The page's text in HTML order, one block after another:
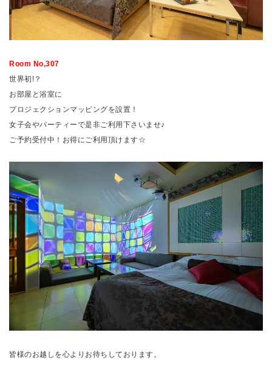
Room No,307
世界初!？
お部屋と浴室に
プロジェクションマッピングを設置！
女子会やパーティーで是非ご利用下さいませ♪
ご予約受付中！お得にご利用頂けます☆
皆様のお越しを心よりお待ちしております。